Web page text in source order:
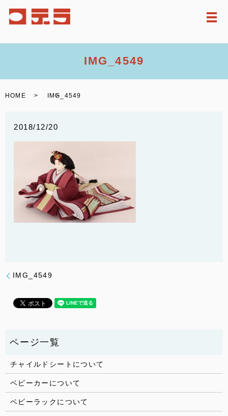
メ
IMG_4549
HOME IMG_4549
2018/12/20
IMG_4549
チャイルドシートについて
ベビーカーについて
ベビーラックについて